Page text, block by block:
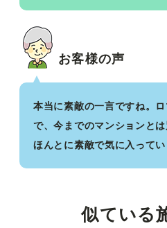
お客様の声
本当に素敵の一言ですね。
で、今までのマンションとは
ほんとに素敵で気に入ってい
似ている